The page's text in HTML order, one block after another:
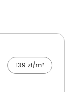
139 zł/m²